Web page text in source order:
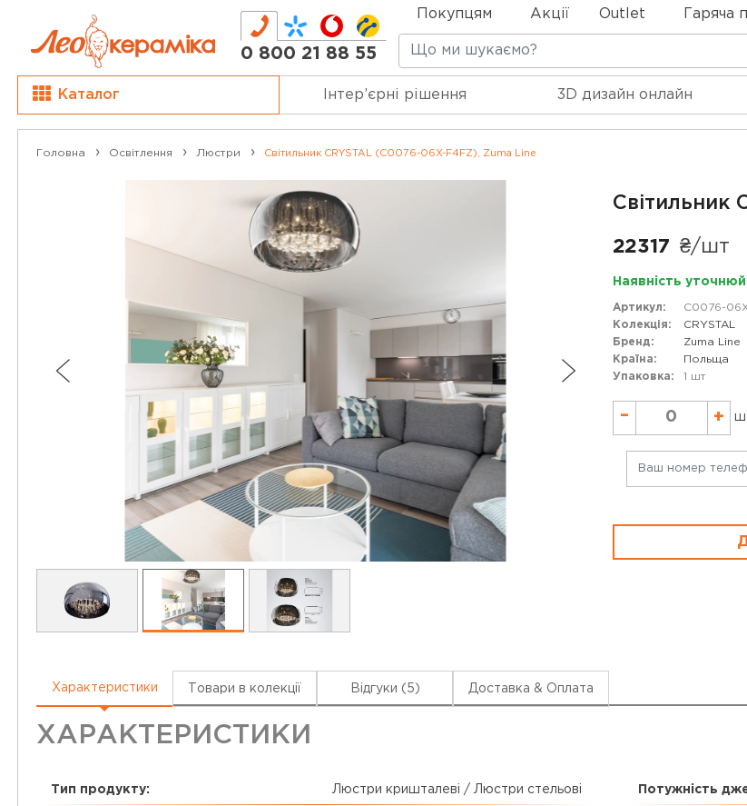
Покупцям Акції Outlet Гаряча
0 800 21 88 55
Каталог Інтер’єрні рішення 3D дизайн онлайн
Головна Освітлення Люстри Світильник CRYSTAL (C0076-06X-F4FZ), Zuma Line
Світильник
22317 ₴/шт
Наявність
Артикул:
C0076-
Колекція:
CRYSTAL
Бренд:
Zuma Line
Країна:
Польща
Упаковка:
1 шт
– +
Характеристики Товари в колекції Відгуки (5) Доставка & Оплата
ХАРАКТЕРИСТИКИ
Тип продукту: Люстри кришталеві / Люстри стельові Потужність